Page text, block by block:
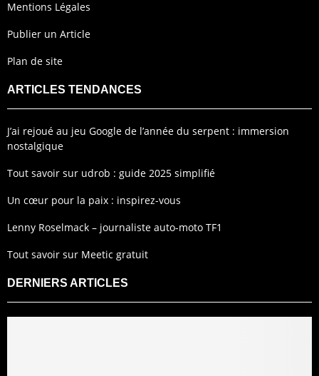
Mentions Légales
Publier un Article
Plan de site
ARTICLES TENDANCES
J’ai rejoué au jeu Google de l’année du serpent : immersion
nostalgique
Tout savoir sur udrob : guide 2025 simplifié
Un cœur pour la paix : inspirez-vous
Lenny Roselmack – journaliste auto-moto TF1
Tout savoir sur Meetic gratuit
DERNIERS ARTICLES